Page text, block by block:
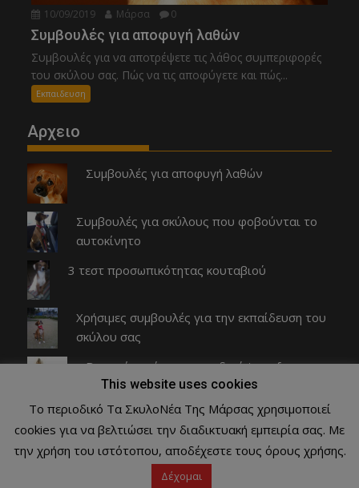
10/09/2019 Μάρσα 0
Συμβουλές για αποφυγή λαθών
Συμβουλές για να αποτρέψετε τις λάθος συμπεριφορές
του σκύλου σας. Πώς να τις αποφύγετε και πώς...
Εκπαιδευση
Αρχειο
Συμβουλές για αποφυγή λαθών
Συμβουλές για σκύλους που φοβούνται το
αυτοκίνητο
3 τεστ προσωπικότητας κουταβιού
Χρήσιμες συμβουλές για την εκπαίδευση του
σκύλου σας
Βασικοί κανόνες παιχνιδιού tug of war
Copyright © All rights reserved Τα ΣκυλοΝέα Της Μάρσας
Proudly powered by WordPress |
This website uses cookies
Το περιοδικό Τα ΣκυλοΝέα Της Μάρσας χρησιμοποιεί
cookies για να βελτιώσει την διαδικτυακή εμπειρία σας. Με
την χρήση του ιστότοπου, αποδέχεστε τους όρους χρήσης.
Δέχομαι